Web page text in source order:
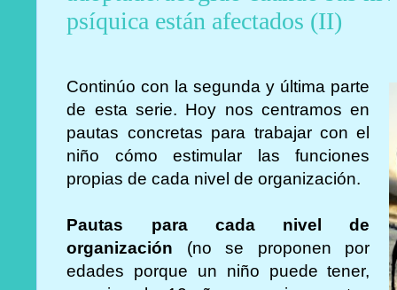
psíquica están afectados (II)
Continúo con la segunda y última parte
de esta serie. Hoy nos centramos en
pautas concretas para trabajar con el
niño cómo estimular las funciones
propias de cada nivel de organización.
Pautas para cada nivel de
organización (no se proponen por
edades porque un niño puede tener,